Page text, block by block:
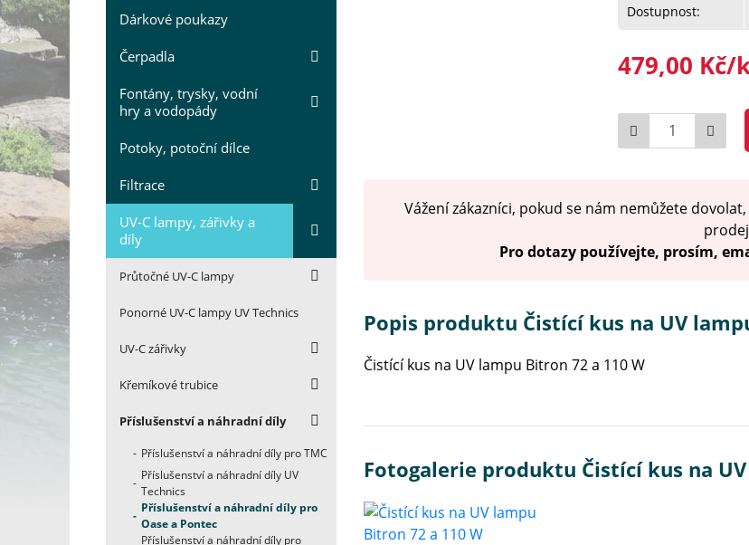
Dárkové poukazy
Čerpadla
Fontány, trysky, vodní
hry a vodopády
Potoky, potoční dílce
Filtrace
UV-C lampy, zářivky a
díly
Průtočné UV-C lampy
Ponorné UV-C lampy UV Technics
UV-C zářivky
Křemíkové trubice
Příslušenství a náhradní díly
Příslušenství a náhradní díly pro TMC
Příslušenství a náhradní díly UV
Technics
Příslušenství a náhradní díly pro
Oase a Pontec
Příslušenství a náhradní díly pro
Dostupnost:
479,00 Kč/
Počet
Vážení zákazníci, pokud se nám nemůžete
Pro dotazy používejte, prosím,
Popis produktu Čistící kus na UV
Čistící kus na UV lampu Bitron 72 a 110 W
Fotogalerie produktu Čistící kus na